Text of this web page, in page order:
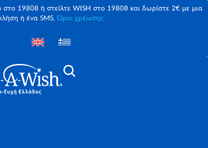
στο 19808 ή στείλτε WISH στο 19808 και δωρίστε 2€ με μια
ή ένα SMS,Όροι χρέωσης